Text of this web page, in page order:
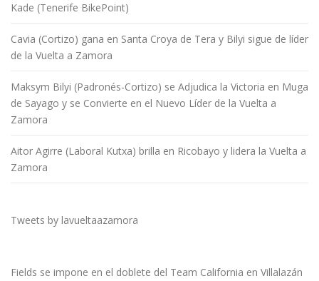
Kade (Tenerife BikePoint)
Cavia (Cortizo) gana en Santa Croya de Tera y Bilyi sigue de líder
de la Vuelta a Zamora
Maksym Bilyi (Padronés-Cortizo) se Adjudica la Victoria en Muga
de Sayago y se Convierte en el Nuevo Líder de la Vuelta a
Zamora
Aitor Agirre (Laboral Kutxa) brilla en Ricobayo y lidera la Vuelta a
Zamora
Tweets by lavueltaazamora
Fields se impone en el doblete del Team California en Villalazán